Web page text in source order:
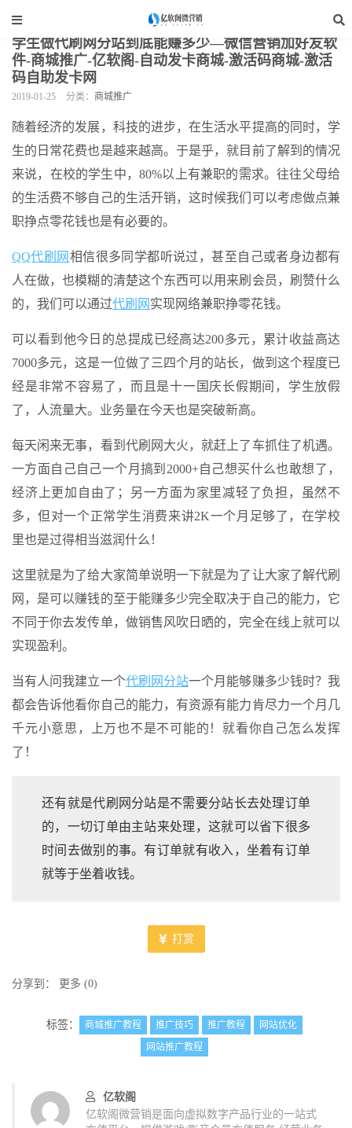
当前位置： 网站装修 > 商城推广
学生做代刷网分站到底能赚多少—微信营销加好友软
件-商城推广-亿软阁-自动发卡商城-激活码商城-激活
码自助发卡网
2019-01-25 分类： 商城推广
随着经济的发展，科技的进步，在生活水平提高的同时，学
生的日常花费也是越来越高。于是乎，就目前了解到的情况
来说，在校的学生中，80%以上有兼职的需求。往往父母给
的生活费不够自己的生活开销，这时候我们可以考虑做点兼
职挣点零花钱也是有必要的。
QQ代刷网 相信很多同学都听说过，甚至自己或者身边都有
人在做，也模糊的清楚这个东西可以用来刷会员，刷赞什么
的，我们可以通过代刷网 实现网络兼职挣零花钱。
可以看到他今日的总提成已经高达200多元，累计收益高达
7000多元，这是一位做了三四个月的站长，做到这个程度已
经是非常不容易了，而且是十一国庆长假期间，学生放假
了，人流量大。业务量在今天也是突破新高。
每天闲来无事，看到代刷网大火，就赶上了车抓住了机遇。
一方面自己自己一个月搞到2000+自己想买什么也敢想了，
经济上更加自由了；另一方面为家里减轻了负担，虽然不
多，但对一个正常学生消费来讲2K一个月足够了，在学校
里也是过得相当滋润什么！
这里就是为了给大家简单说明一下就是为了让大家了解代刷
网，是可以赚钱的至于能赚多少完全取决于自己的能力，它
不同于你去发传单，做销售风吹日晒的，完全在线上就可以
实现盈利。
当有人问我建立一个代刷网分站一个月能够赚多少钱时？我
都会告诉他看你自己的能力，有资源有能力肯尽力一个月几
千元小意思，上万也不是不可能的！就看你自己怎么发挥
了！
还有就是代刷网分站是不需要分站长去处理订单
的，一切订单由主站来处理，这就可以省下很多
时间去做别的事。有订单就有收入，坐着有订单
就等于坐着收钱。
打赏
分享到： 更多 (0)
标签： 商城推广教程 推广技巧 推广教程
网站优化
网站推广教程
亿软阁
亿软阁微营销是面向虚拟数字产品行业的一站式